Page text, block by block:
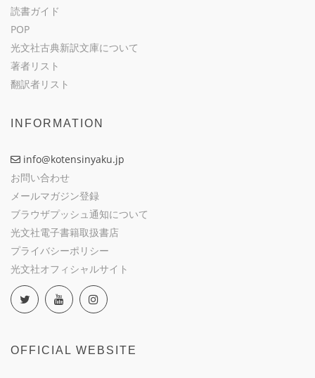
読書ガイド
POP
光文社古典新訳文庫について
著者リスト
翻訳者リスト
INFORMATION
info@kotensinyaku.jp
お問い合わせ
メールマガジン登録
ブラウザプッシュ通知について
光文社電子書籍取扱書店
プライバシーポリシー
光文社オフィシャルサイト
OFFICIAL WEBSITE